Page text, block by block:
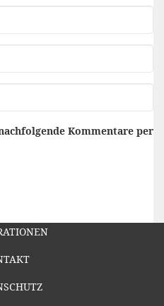
Kommentare per